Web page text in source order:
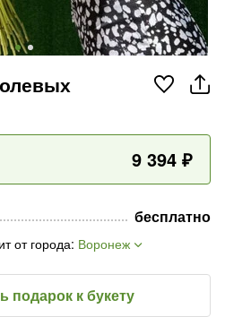
9 394 ₽
бесплатно
от города: Воронеж
подарок к букету